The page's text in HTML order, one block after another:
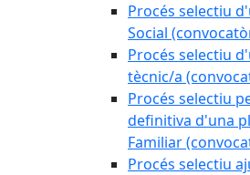
Procés selectiu
Social
Procés selectiu
tècnic/a
Procés selectiu
definitiva d'una
Familiar
Procés selectiu